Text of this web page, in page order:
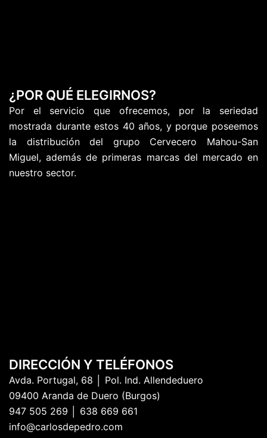
¿POR QUÉ ELEGIRNOS?
Por el servicio que ofrecemos, por la seriedad
mostrada durante estos 40 años, y porque poseemos
la distribución del grupo Cervecero Mahou-San
Miguel, además de primeras marcas del mercado en
nuestro sector.
DIRECCIÓN Y TELÉFONOS
Avda. Portugal, 68 │ Pol. Ind. Allendeduero
09400 Aranda de Duero (Burgos)
947 505 269 │ 638 669 661
info@carlosdepedro.com